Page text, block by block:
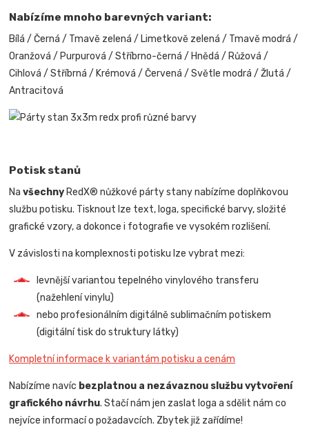
Nabízíme mnoho barevných variant:
Bílá / Černá / Tmavě zelená / Limetkově zelená / Tmavě modrá /
Oranžová / Purpurová / Stříbrno-černá / Hnědá / Růžová /
Cihlová / Stříbrná / Krémová / Červená / Světle modrá / Žlutá /
Antracitová
Potisk stanů
Navšechny RedX® nůžkové párty stany nabízíme doplňkovou
službu potisku. Tisknout lze text, loga, specifické barvy, složité
grafické vzory, a dokonce i fotografie ve vysokém rozlišení.
V závislosti na komplexnosti potisku lze vybrat mezi:
levnější variantou tepelného vinylového transferu
(nažehlení vinylu)
nebo profesionálním digitálně sublimačním potiskem
(digitální tisk do struktury látky)
Kompletní informace k variantám potisku a cenám
Nabízíme navíc bezplatnou a nezávaznou službu vytvoření
grafického návrhu. Stačí nám jen zaslat loga a sdělit nám co
nejvíce informací o požadavcích. Zbytek již zařídíme!